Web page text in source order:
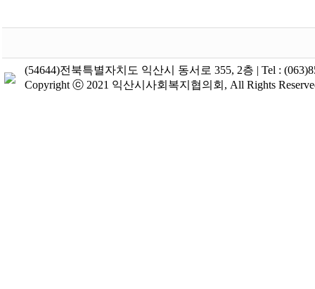
(54644)전북특별자치도 익산시 동서로 355, 2층 | Tel :
Copyright ⓒ 2021 익산시사회복지협의회, All Rights